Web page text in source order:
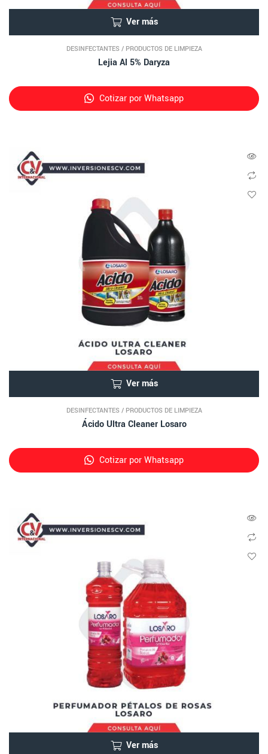
Ver más
DESINFECTANTES / PRODUCTOS DE LIMPIEZA
Lejia Al 5% Daryza
Cotizar por Whatsapp
Ver más
DESINFECTANTES / PRODUCTOS DE LIMPIEZA
Ácido Ultra Cleaner Losaro
Cotizar por Whatsapp
Ver más